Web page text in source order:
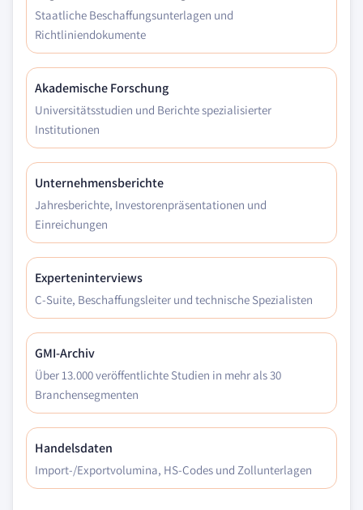
Staatliche Beschaffungsunterlagen und
Richtliniendokumente
Akademische Forschung
Universitätsstudien und Berichte spezialisierter
Institutionen
Unternehmensberichte
Jahresberichte, Investorenpräsentationen und
Einreichungen
Experteninterviews
C-Suite, Beschaffungsleiter und technische Spezialisten
GMI-Archiv
Über 13.000 veröffentlichte Studien in mehr als 30
Branchensegmenten
Handelsdaten
Import-/Exportvolumina, HS-Codes und Zollunterlagen